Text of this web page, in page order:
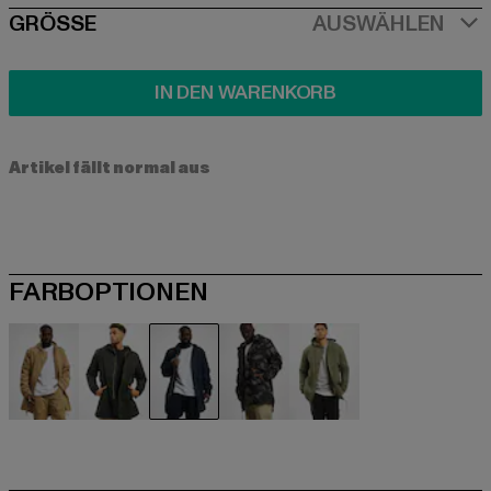
SIZE
GRÖSSE AUSWÄHLEN
IN DEN WARENKORB
Artikel fällt normal aus
FARBOPTIONEN